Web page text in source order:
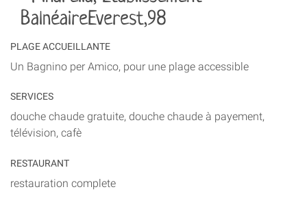
PLAGE ACCUEILLANTE
Un Bagnino per Amico, pour une plage accessible
SERVICES
douche chaude gratuite, douche chaude à payement,
télévision, cafè
RESTAURANT
restauration complete